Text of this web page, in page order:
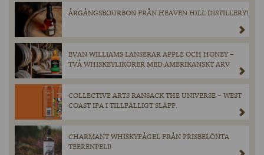
ÅRGÅNGSBOURBON FRÅN HEAVEN HILL DISTILLERY!
EVAN WILLIAMS LANSERAR APPLE OCH HONEY –
TVÅ WHISKEYLIKÖRER MED AMERIKANSKT ARV
COLLECTIVE ARTS RANSACK THE UNIVERSE – WEST
COAST IPA I TILLFÄLLIGT SLÄPP.
CHARMANT WHISKYFÅGEL FRÅN PRISBELÖNTA
TEERENPELI!